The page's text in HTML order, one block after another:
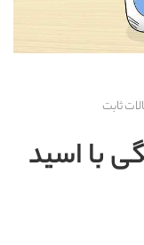
ثابت
با اسید